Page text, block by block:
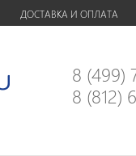
ДОСТАВКА И ОПЛАТА
8 (499)
8 (812)